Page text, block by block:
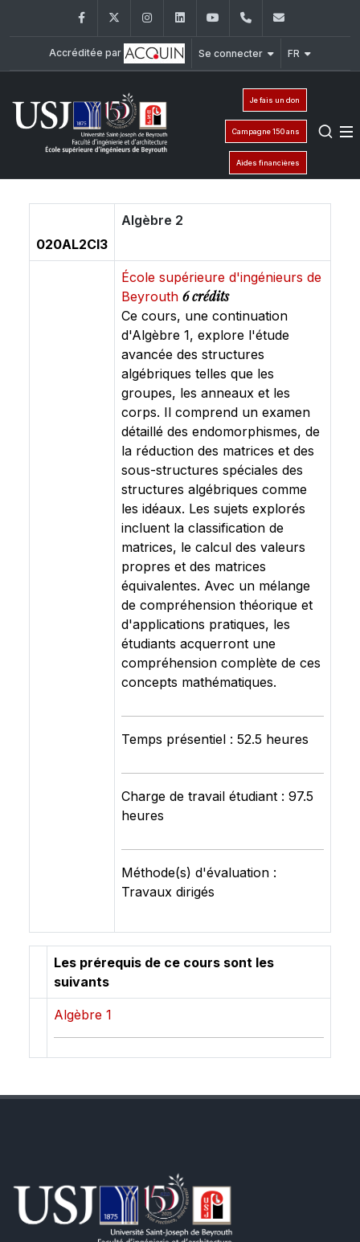
FacebookTwitter InstagramLinkedInYouTube+961 (1) 421 317
Accréditée par Se connecter FR
Je fais un don
Campagne 150 ans
Aides financières
020AL2CI3
Algèbre 2
École supérieure d'ingénieurs de
Beyrouth 6 crédits
Ce cours, une continuation
d'Algèbre 1, explore l'étude
avancée des structures
algébriques telles que les
groupes, les anneaux et les
corps. Il comprend un examen
détaillé des endomorphismes, de
la réduction des matrices et des
sous-structures spéciales des
structures algébriques comme
les idéaux. Les sujets explorés
incluent la classification de
matrices, le calcul des valeurs
propres et des matrices
équivalentes. Avec un mélange
de compréhension théorique et
d'applications pratiques, les
étudiants acquerront une
compréhension complète de ces
concepts mathématiques.
Temps présentiel : 52.5 heures
Charge de travail étudiant : 97.5
heures
Méthode(s) d'évaluation :
Travaux dirigés
Les prérequis de ce cours sont les
suivants
Algèbre 1